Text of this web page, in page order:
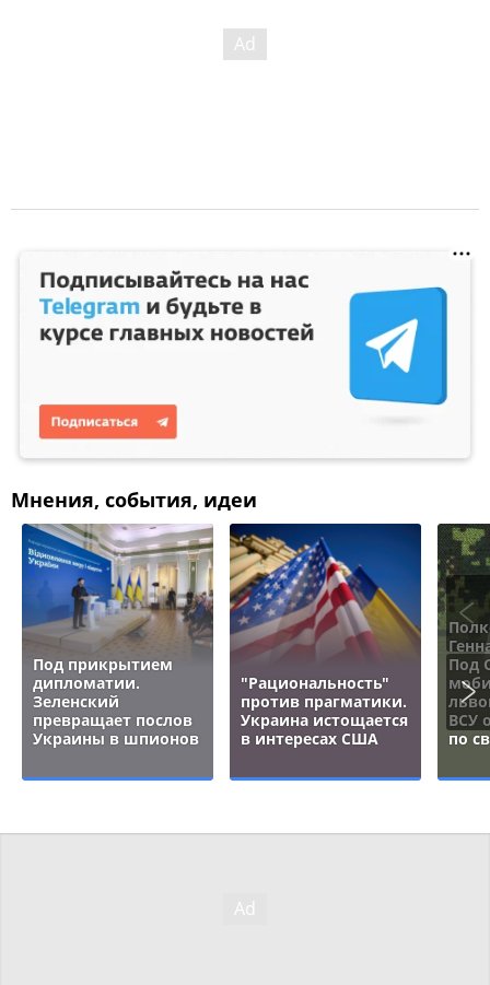
Мнения, события, идеи
Под прикрытием
дипломатии.
Зеленский
превращает послов
Украины в шпионов
"Рациональность"
против прагматики.
Украина истощается
в интересах США
Под
ВСУ
по